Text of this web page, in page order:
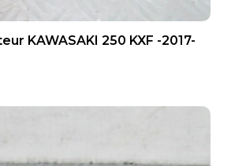
KAWASAKI 250 KXF -2017-